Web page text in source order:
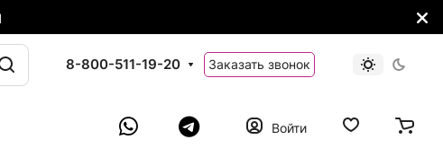
8-800-511-19-20 Заказать звонок
Войти